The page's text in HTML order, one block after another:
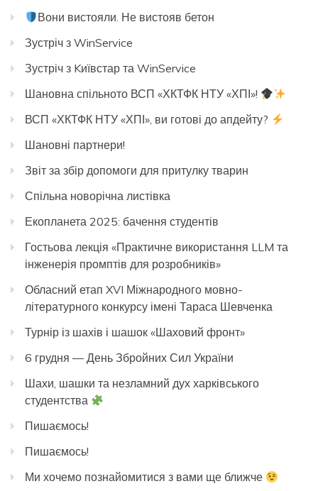
Вони вистояли. Не вистояв бетон
Зустріч з WinService
Зустріч з Kиївстар та WinService
Шановна спільното ВСП «ХКТФК НТУ «ХПІ»!
ВСП «ХКТФК НТУ «ХПІ», ви готові до апдейту?
Шановні партнери!
Звіт за збір допомоги для притулку тварин
Спільна новорічна листівка
Екопланета 2025: бачення студентів
Гостьова лекція «Практичне використання LLM та
інженерія промптів для розробників»
Обласний етап XVI Міжнародного мовно-
літературного конкурсу імені Тараса Шевченка
Турнір із шахів і шашок «Шаховий фронт»
6 грудня — День Збройних Сил України
Шахи, шашки та незламний дух харківського
студентства
Пишаємось!
Пишаємось!
Ми хочемо познайомитися з вами ще ближче